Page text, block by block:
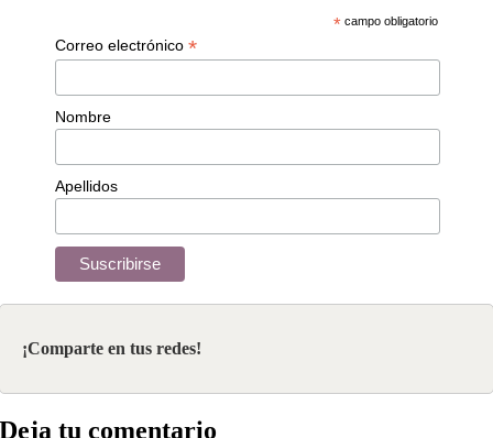
*campo obligatorio
Correo electrónico *
Nombre
Apellidos
¡Comparte en tus redes!
Deja tu comentario